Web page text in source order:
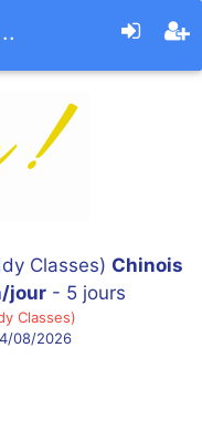
Classes) Chinois
jour - 5 jours
Classes)
08/2026